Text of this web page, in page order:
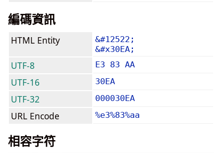
編碼資訊
HTML Entity
&#12522;
&#x30EA;
UTF-8 E3 83 AA
UTF-16 30EA
UTF-32 000030EA
URL Encode %e3%83%aa
相容字符